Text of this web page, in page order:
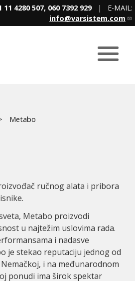
11 4280 507, 060 7392 929| E-MAIL:
info@varsistem.com
Metabo
ručnog alata i pribora
Metabo proizvodi
u najtežim uslovima rada.
i nadasve
je stekao reputaciju jednog od
i na međunarodnom
ponudi ima širok spektar